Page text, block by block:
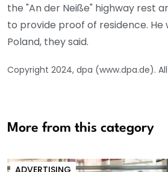
the "An der Neiße" highway rest
to provide proof of residence. He
Poland, they said.
Copyright 2024, dpa (www.dpa.de).
More from this category
ADVERTISING